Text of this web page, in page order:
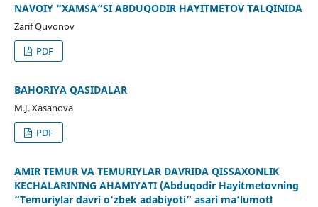
NAVOIY “XAMSA”SI ABDUQODIR HAYITMETOV TALQINIDA
Zarif Quvonov
PDF
BAHORIYA QASIDALAR
M.J. Xasanova
PDF
AMIR TEMUR VA TEMURIYLAR DAVRIDA QISSAXONLIK
KECHALARINING AHAMIYATI (Abduqodir Hayitmetovning
“Temuriylar davri o‘zbek adabiyoti” asari ma’lumotl